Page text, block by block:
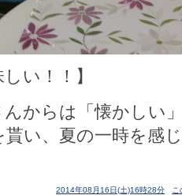
い！！】
んからは「懐かしい
貰い、夏の一時を感
2014年08月16日(土)16時28分